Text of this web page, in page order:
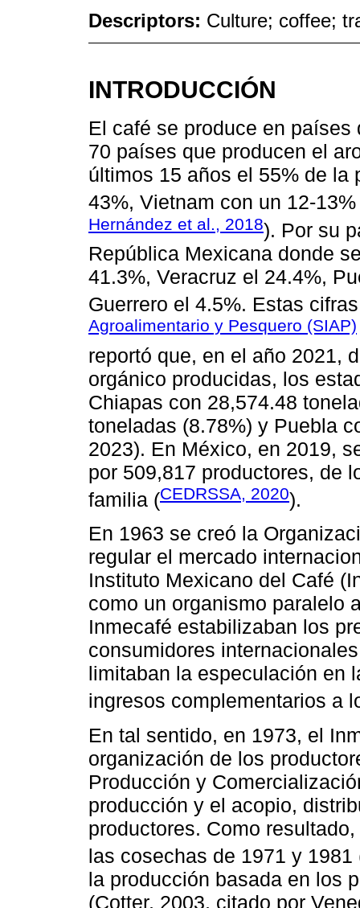
Descriptors: Culture; coffee;
INTRODUCCIÓN
El café se produce en
70 países que producen el
últimos 15 años el 55% de la
43%, Vietnam con un 12-
Hernández et al., 2018). Por su
República Mexicana donde
41.3%, Veracruz el 24.4%,
Guerrero el 4.5%. Estas
Agroalimentario y Pesquero (SIAP)
reportó que, en el año 2021,
orgánico producidas, los
Chiapas con 28,574.48
toneladas (8.78%) y Puebla
2023). En México, en 2019,
por 509,817 productores, de
familia (CEDRSSA, 2020).
En 1963 se creó la
regular el mercado
Instituto Mexicano del Café
como un organismo paralelo
Inmecafé estabilizaban los
consumidores
limitaban la especulación en
ingresos complementarios a
En tal sentido, en 1973, el
organización de los
Producción y
producción y el acopio,
productores. Como
las cosechas de 1971 y 1981
la producción basada en los
(Cotter, 2003, citado por